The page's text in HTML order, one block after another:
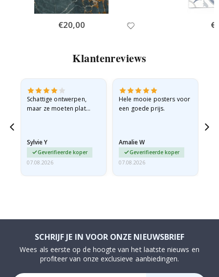
Special
Price
€20,00
Klantenreviews
Schattige ontwerpen,
maar ze moeten plat
beetje…
Sylvie Y
Geverifieerde koper
07.08.2026
Hele mooie posters voor
een goede prijs.
Amalie W
Geverifieerde koper
07.08.2026
SCHRIJF JE IN VOOR ONZE NIEUWSBRIEF
Wees als eerste op de hoogte van het laatste nieuws en
profiteer van onze exclusieve aanbiedingen.